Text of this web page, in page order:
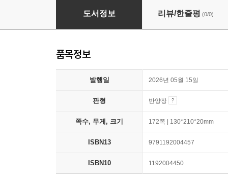
신과 국가
도서정보 리뷰/한줄평 (0/0)
품목정보
발행일 2026년 05월 15일
판형 반양장
쪽수, 무게, 크기 172쪽 | 130*210*20mm
ISBN13 9791192004457
ISBN10 1192004450